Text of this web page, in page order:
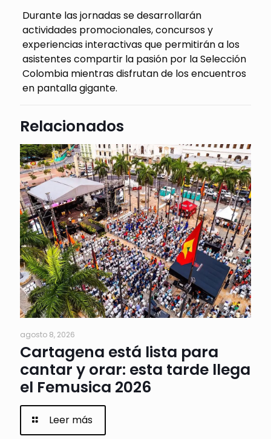
Durante las jornadas se desarrollarán
actividades promocionales, concursos y
experiencias interactivas que permitirán a los
asistentes compartir la pasión por la Selección
Colombia mientras disfrutan de los encuentros
en pantalla gigante.
Relacionados
agosto 8, 2026
Cartagena está lista para
cantar y orar: esta tarde llega
el Femusica 2026
Leer más